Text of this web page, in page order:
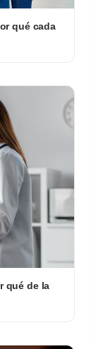
qué cada
qué de la